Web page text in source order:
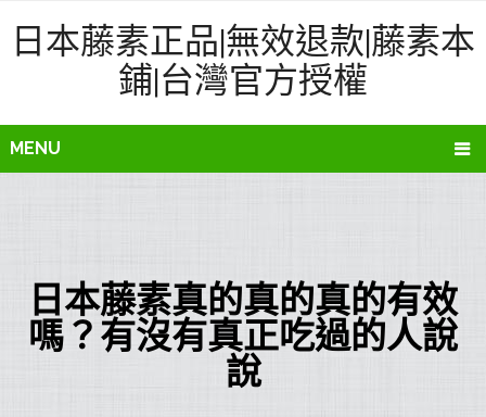
日本藤素正品|無效退款|藤素本
鋪|台灣官方授權
MENU
日本藤素真的真的真的有效
嗎？有沒有真正吃過的人說
說